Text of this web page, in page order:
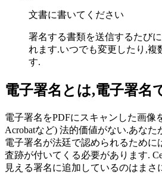
文書に書いてください
署名する書類を送信するたび
れます.いつでも変更したり,複
す.
電子署名とは,電子署名
電子署名をPDFにスキャンした画像
Acrobatなど) 法的価値がない.あな
電子署名が法廷で認められるために
査跡が付いてくる必要があります.
見える署名に追加しているのはまさ